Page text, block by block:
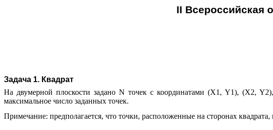
II Всероссийская
Задача 1. Квадрат
На двумерной плоскости задано N точек с координатами (X1, Y1), (X2,
максимальное число заданных точек.
Примечание: предполагается, что точки, расположенные на сторонах квадрата,